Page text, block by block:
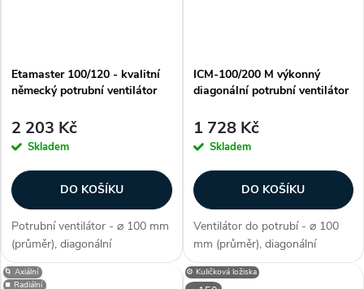
Etamaster 100/120 - kvalitní
německý potrubní ventilátor
2 203 Kč
Skladem
DO KOŠÍKU
Potrubní ventilátor - ⌀ 100 mm
(průměr), diagonální
konstrukce, kuličková ložiska,
max. průtok 125 m3/h, příkon
ICM-100/200 M výkonný
diagonální potrubní ventilátor
1 728 Kč
Skladem
DO KOŠÍKU
Ventilátor do potrubí - ⌀ 100
mm (průměr), diagonální
konstrukce, kuličková ložiska,
max. průtok 165/198 m3/h,
🌀 Axiální
⏹️ Radiální
⚙️ Kuličková ložiska